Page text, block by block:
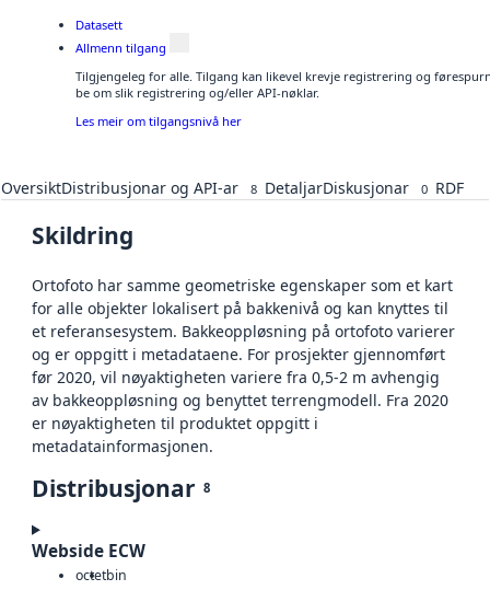
Datasett
Allmenn tilgang
Tilgjengeleg for alle. Tilgang kan likevel krevje registrering og
be om slik registrering og/eller API-nøklar.
Les meir om tilgangsnivå her
OversiktDistribusjonar og API-ar 8 DetaljarDiskusjonar 0 RDF
Skildring
Ortofoto har samme geometriske egenskaper som et kart
for alle objekter lokalisert på bakkenivå og kan knyttes til
et referansesystem. Bakkeoppløsning på ortofoto varierer
og er oppgitt i metadataene. For prosjekter gjennomført
før 2020, vil nøyaktigheten variere fra 0,5-2 m avhengig
av bakkeoppløsning og benyttet terrengmodell. Fra 2020
er nøyaktigheten til produktet oppgitt i
metadatainformasjonen.
Distribusjonar 8
Webside ECW
octetbin